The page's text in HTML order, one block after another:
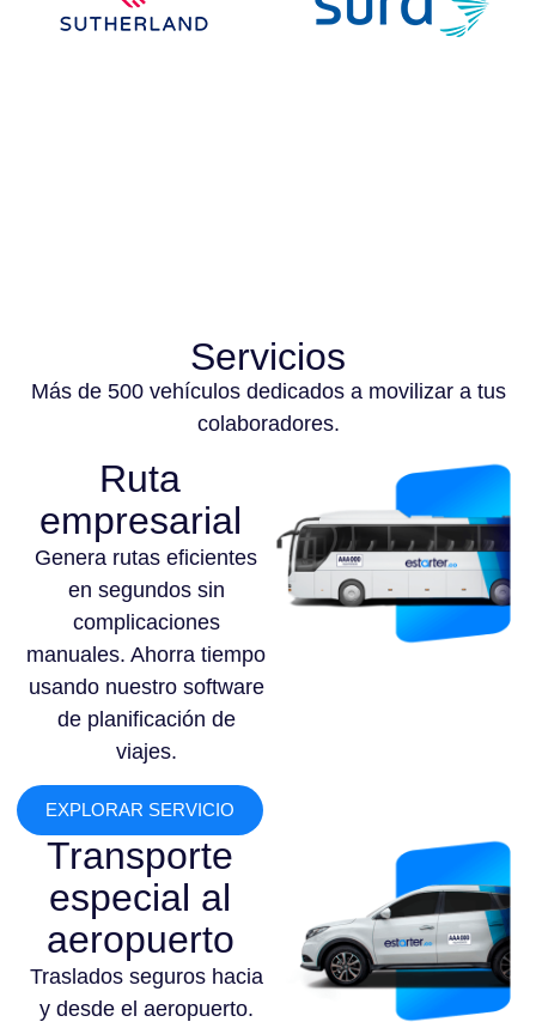
Servicios
Más de 500 vehículos dedicados a movilizar a tus
colaboradores.
Ruta
empresarial
Genera rutas eficientes
en segundos sin
complicaciones
manuales. Ahorra tiempo
usando nuestro software
de planificación de
viajes.
EXPLORAR SERVICIO
Transporte
especial al
aeropuerto
Traslados seguros hacia
y desde el aeropuerto.